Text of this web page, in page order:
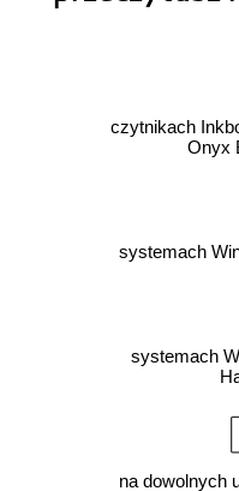
czytnikach
Onyx
systemach
systemach
na dowolnych